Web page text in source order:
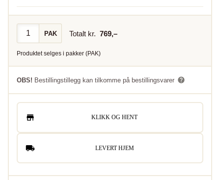
PAK Totalt kr. 769,–
Produktet selges i pakker (PAK)
OBS! Bestillingstillegg kan tilkomme på bestillingsvarer
KLIKK OG HENT
LEVERT HJEM